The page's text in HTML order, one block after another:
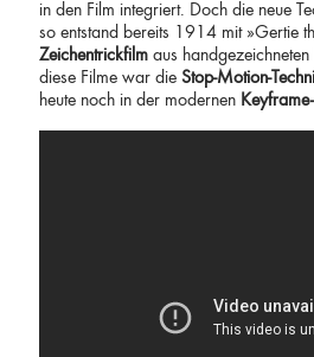
in den Film integriert. Doch die neue
so entstand bereits 1914 mit »Gertie
Zeichentrickfilm aus
diese Filme war die Stop-Motion-
heute noch in der modernen